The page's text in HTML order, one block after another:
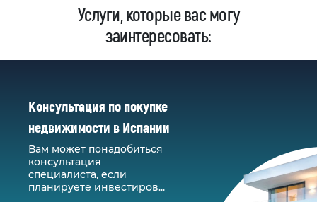
Услуги, которые вас могу
заинтересовать:
Консультация по покупке
недвижимости в Испании
Вам может понадобиться
консультация
специалиста, если
планируете инвестиров...